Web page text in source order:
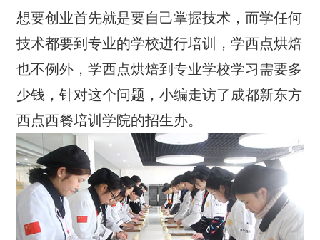
想要创业首先就是要自己掌握技术，而学任何
技术都要到专业的学校进行培训，学西点烘焙
也不例外，学西点烘焙到专业学校学习需要多
少钱，针对这个问题，小编走访了成都新东方
西点西餐培训学院的招生办。